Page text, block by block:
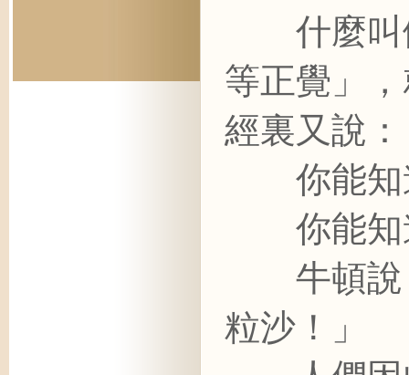
什麼叫
等正覺」
經裏又說
你能知
你能知
牛頓說
粒沙！」